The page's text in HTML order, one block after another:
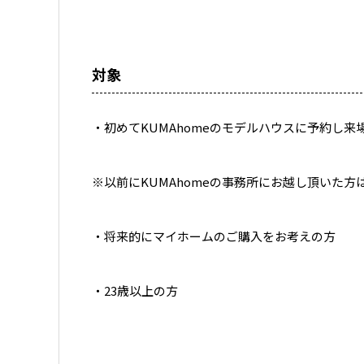
対象
・初めてKUMAhomeのモデルハウスに予約し来
※以前にKUMAhomeの事務所にお越し頂いた方
・将来的にマイホームのご購入をお考えの方
・23歳以上の方